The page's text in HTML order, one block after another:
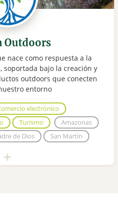
Outdoors
nace como respuesta a la
soportada bajo la creación y
outdoors que conecten
entorno
electrónico
Turismo
Amazonas
de Dios San Martín